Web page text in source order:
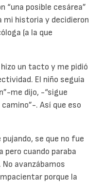
“una posible cesárea”
mi historia y decidieron
(a la que
un tacto y me pidió
El niño seguía
me dijo, -“sigue
. Así que eso
se que no fue
pero cuando paraba
avanzábamos
porque la